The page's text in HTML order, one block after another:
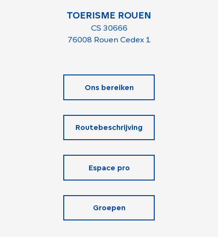
TOERISME ROUEN
CS 30666
76008 Rouen Cedex 1
Ons bereiken
Routebeschrijving
Espace pro
Groepen